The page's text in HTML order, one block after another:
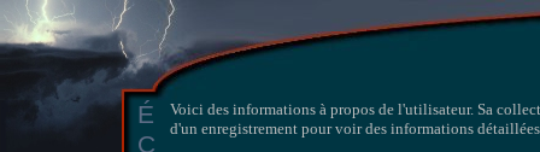
É
C
Voici des informations à propos de l'utilisateur. Sa
d'un enregistrement pour voir des informations